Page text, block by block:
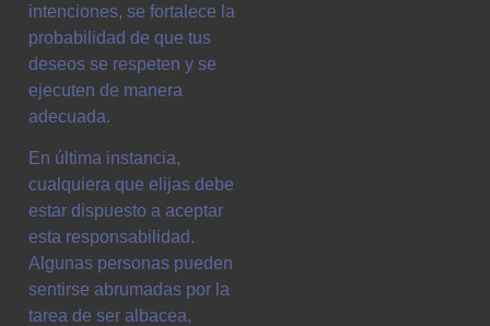
intenciones, se fortalece la
probabilidad de que tus
deseos se respeten y se
ejecuten de manera
adecuada.
En última instancia,
cualquiera que elijas debe
estar dispuesto a aceptar
esta responsabilidad.
Algunas personas pueden
sentirse abrumadas por la
tarea de ser albacea,